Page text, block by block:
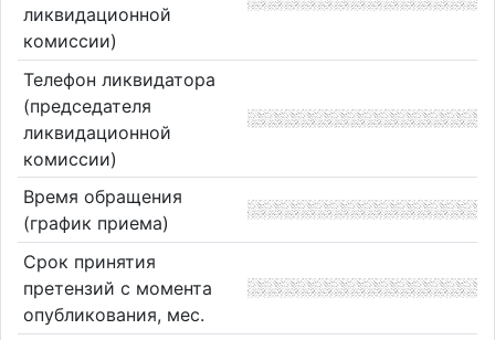
ликвидационной
комиссии)
Телефон ликвидатора
(председателя
ликвидационной
комиссии)
Время обращения
(график приема)
Срок принятия
претензий с момента
опубликования, мес.